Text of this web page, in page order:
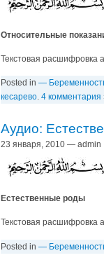
Относительные
Текстовая расшифровка
Posted in —
кесарево. 4 комментария
Аудио:
23 января, 2010 — admin
Естественные роды
Текстовая расшифровка
Posted in —